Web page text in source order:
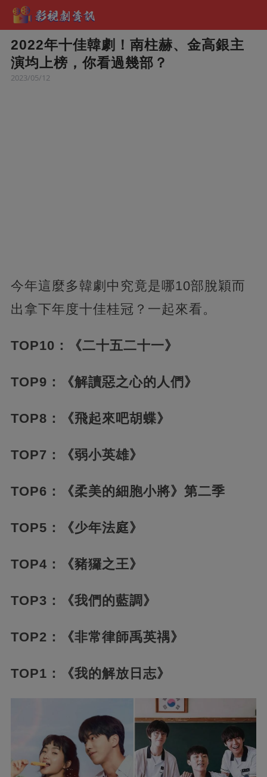
2022年十佳韓劇！南柱赫、金高銀主
演均上榜，你看過幾部？
2023/05/12
今年這麼多韓劇中究竟是哪10部脫穎而
出拿下年度十佳桂冠？一起來看。
TOP10：《二十五二十一》
TOP9：《解讀惡之心的人們》
TOP8：《飛起來吧胡蝶》
TOP7：《弱小英雄》
TOP6：《柔美的細胞小將》第二季
TOP5：《少年法庭》
TOP4：《豬玀之王》
TOP3：《我們的藍調》
TOP2：《非常律師禹英禑》
TOP1：《我的解放日志》